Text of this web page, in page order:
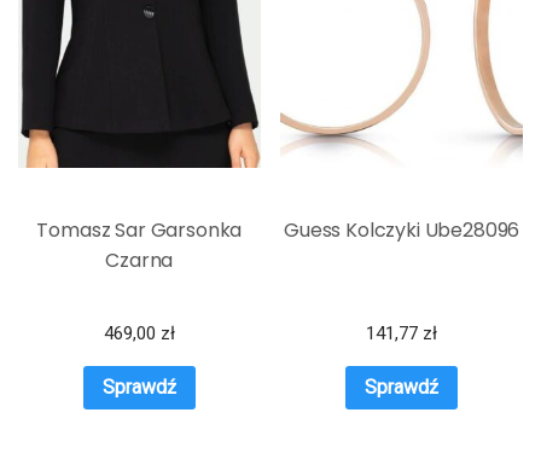
Tomasz Sar Garsonka
Czarna
469,00 zł
Sprawdź
Guess Kolczyki Ube28096
141,77 zł
Sprawdź